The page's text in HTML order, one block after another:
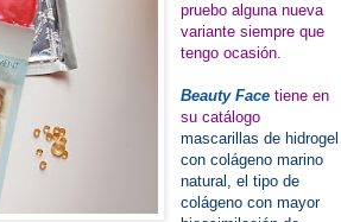
pruebo alguna nueva
variante siempre que
tengo ocasión.
Beauty Face tiene en
su catálogo
mascarillas de hidrogel
con colágeno marino
natural, el tipo de
colágeno con mayor